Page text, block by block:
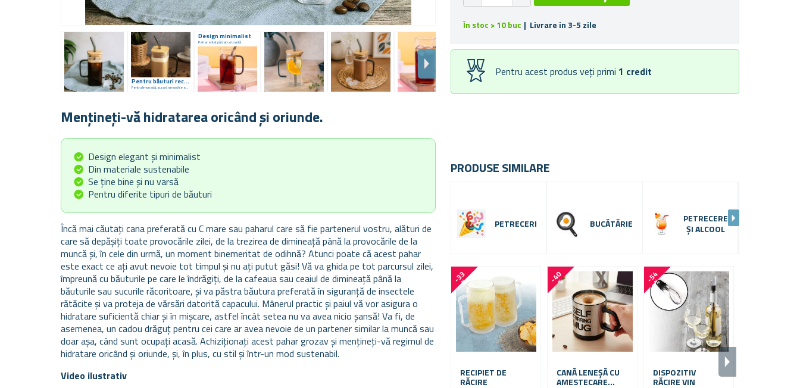
Pentru băuturi reci și calde
Pentru limonadă, sucuri, smoothie sau cafea
Design minimalist
Pahar stilat pătrat cu toartă
În stoc > 10 buc | Livrare in 3-5 zile
Pentru acest produs veți primi 1 credit
Mențineți-vă hidratarea oricând și oriunde.
Design elegant și minimalist
Din materiale sustenabile
Se ține bine și nu varsă
Pentru diferite tipuri de băuturi
Încă mai căutați cana preferată cu C mare sau paharul care să fie partenerul vostru, alături de
care să depășiți toate provocările zilei, de la trezirea de dimineață până la provocările de la
muncă și, în cele din urmă, un moment binemeritat de odihnă? Atunci poate că acest pahar
este exact ce ați avut nevoie tot timpul și nu ați putut găsi! Vă va ghida pe tot parcursul zilei,
împreună cu băuturile pe care le îndrăgiți, de la cafeaua sau ceaiul de dimineață până la
băuturile sau sucurile răcoritoare, și va păstra băutura preferată în siguranță de insectele
rătăcite și va proteja de vărsări datorită capacului. Mânerul practic și paiul vă vor asigura o
hidratare suficientă chiar și în mișcare, astfel încât setea nu va avea nicio șansă! Va fi, de
asemenea, un cadou drăguț pentru cei care ar avea nevoie de un partener similar la muncă sau
doar așa, când sunt ocupați acasă. Achiziționați acest pahar grozav și mențineți-vă regimul de
hidratare oricând și oriunde, și, în plus, cu stil și într-un mod sustenabil.
Video ilustrativ
PRODUSE SIMILARE
PETRECERI BUCĂTĂRIE
PETRECERE
ȘI ALCOOL
-
3
3
%
RECIPIET DE
RĂCIRE
-
4
0
%
CANĂ LENEȘĂ CU
AMESTECARE
-
5
4
%
DISPOZITIV
RĂCIRE VIN